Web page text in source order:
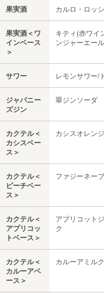
果実酒 カルロ・ロッ
果実酒＜ワ
インベース
＞
キティ(赤ワイ
ンジャーエー
サワー レモンサワー/
ジャパニー
ズジン
翠ジンソーダ
カクテル＜
カシスベー
ス＞
カシスオレン
カクテル＜
ピーチベー
ス＞
ファジーネー
カクテル＜
アプリコッ
トベース＞
アプリコット
ク
カクテル＜
カルーアベ
ース＞
カルーアミルク